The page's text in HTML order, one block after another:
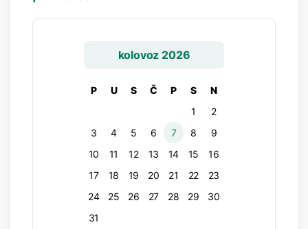
kolovoz 2026
P U S Č P S
N
1
2
3
4 5 6 7 8
9
10
11 12 13 14 15
16
17
18 19 20 21 22
23
24
25 26 27 28 29
30
31